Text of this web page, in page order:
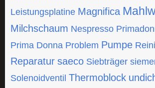
Leistungsplatine Magnifica
Milchschaum Nespresso
Prima Donna Problem Pumpe
Reparatur saeco Siebträger
Solenoidventil Thermoblock